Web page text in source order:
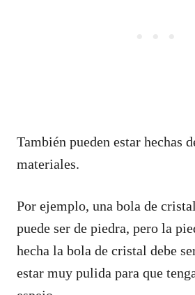
También pueden estar hechas
materiales.
Por ejemplo, una bola de
puede ser de piedra, pero la
hecha la bola de cristal debe
estar muy pulida para que